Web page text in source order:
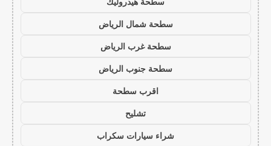
سطحة شمال الرياض
سطحة غرب الرياض
سطحة جنوب الرياض
اقرب سطحة
تشليح
شراء سيارات سكراب